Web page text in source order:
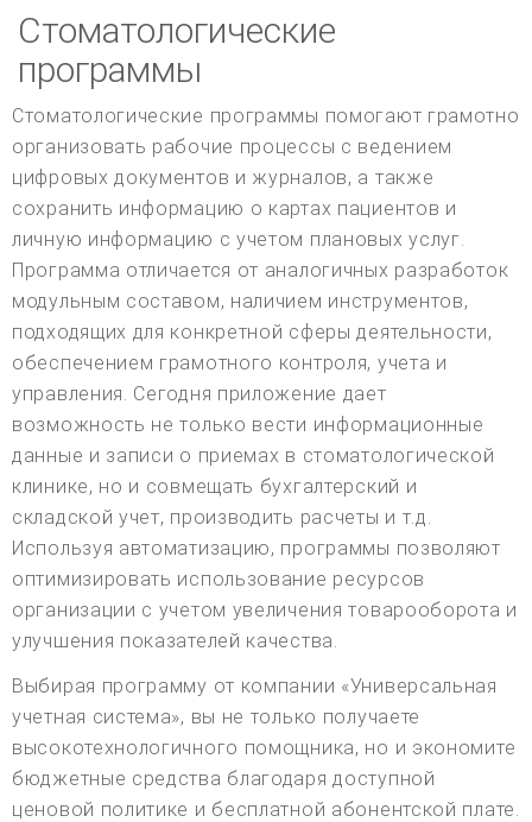
Стоматологические
программы
Стоматологические программы помогают грамотно
организовать рабочие процессы с ведением
цифровых документов и журналов, а также
сохранить информацию о картах пациентов и
личную информацию с учетом плановых услуг.
Программа отличается от аналогичных разработок
модульным составом, наличием инструментов,
подходящих для конкретной сферы деятельности,
обеспечением грамотного контроля, учета и
управления. Сегодня приложение дает
возможность не только вести информационные
данные и записи о приемах в стоматологической
клинике, но и совмещать бухгалтерский и
складской учет, производить расчеты и т.д.
Используя автоматизацию, программы позволяют
оптимизировать использование ресурсов
организации с учетом увеличения товарооборота и
улучшения показателей качества.
Выбирая программу от компании «Универсальная
учетная система», вы не только получаете
высокотехнологичного помощника, но и экономите
бюджетные средства благодаря доступной
ценовой политике и бесплатной абонентской плате.